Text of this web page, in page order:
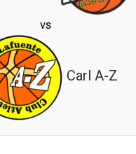
vs
Carl A-Z